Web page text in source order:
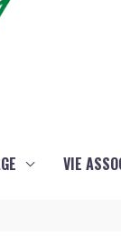
VIE